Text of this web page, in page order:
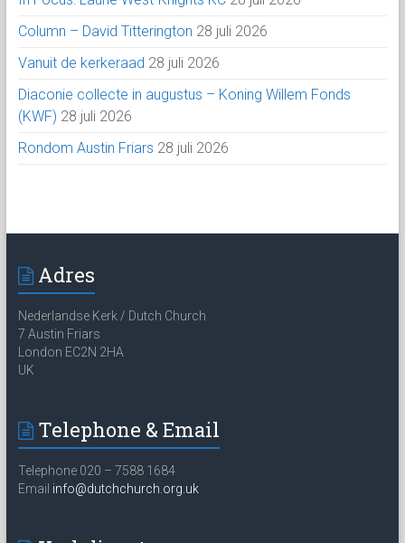
Column – David Titterington 28 juli 2026
Vanuit de kerkeraad 28 juli 2026
Diaconie collecte in augustus – Koning Willem Fonds
(KWF) 28 juli 2026
Rondom Austin Friars 28 juli 2026
Adres
Nederlandse Kerk / Dutch Church
7 Austin Friars
London EC2N 2HA
UK
Telephone & Email
Telephone 020 – 7588 1684
Email info@dutchchurch.org.uk